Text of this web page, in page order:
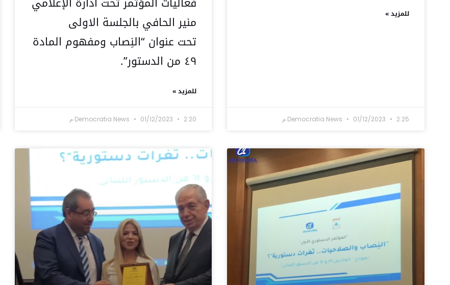
للمزيد »
Democratia News 01/12/2023 2:25 م
منير الحافي بالجلسة الاولى
تحت عنوان “النِصاب ومفهوم المادة
٤٩ من الدستور”.
للمزيد »
Democratia News 01/12/2023 2:20 م